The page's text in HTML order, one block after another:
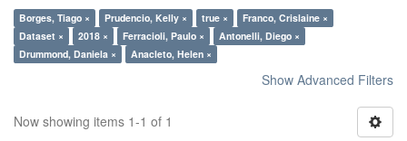
Borges, Tiago × Prudencio, Kelly × true ×
Franco, Crislaine ×
Dataset ×
2018 × Ferracioli, Paulo ×
Antonelli, Diego ×
Drummond, Daniela ×
Anacleto, Helen ×
Show Advanced Filters
Now showing items 1-1 of 1